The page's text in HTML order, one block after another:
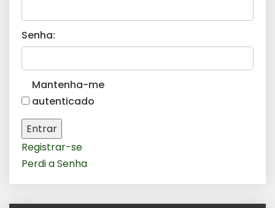
Senha:
Mantenha-me
autenticado
Entrar
Registrar-se
Perdi a Senha